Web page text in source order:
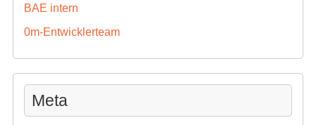
BAE intern
0m-Entwicklerteam
Meta